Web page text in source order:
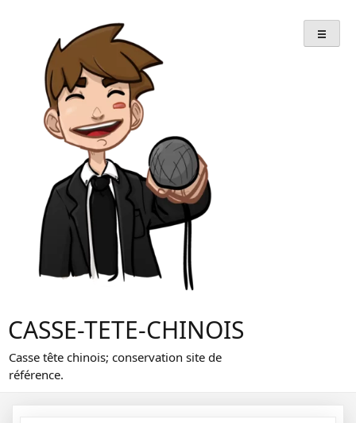
CASSE-TETE-CHINOIS
Casse tête chinois; conservation site de
référence.